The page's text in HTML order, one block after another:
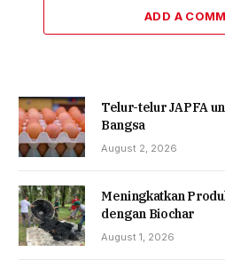
ADD A
Telur-telur JAPFA
Bangsa
August 2, 2026
Meningkatkan
dengan Biochar
August 1, 2026